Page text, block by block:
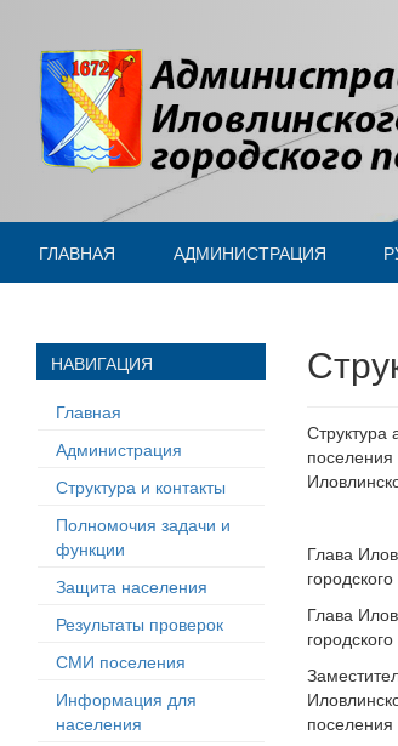
ГЛАВНАЯ АДМИНИСТРАЦИЯ
НАВИГАЦИЯ
Главная
Администрация
Структура и контакты
Полномочия задачи и
функции
Защита населения
Результаты проверок
СМИ поселения
Информация для
населения
Структура
Глава
Глава
поселения